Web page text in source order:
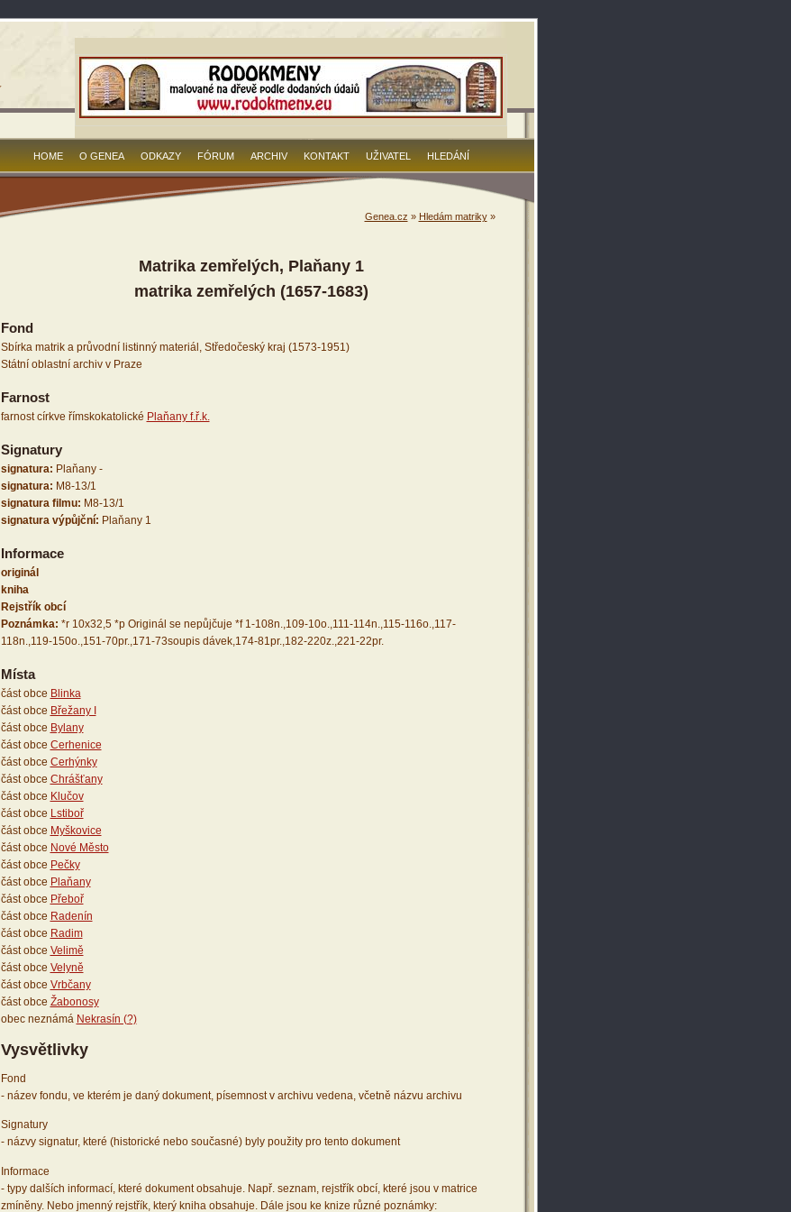
HOME O GENEA ODKAZY FÓRUM ARCHIV KONTAKT UŽIVATEL HLEDÁNÍ
Genea.cz » Hledám matriky»
Matrika zemřelých, Plaňany 1
matrika zemřelých (1657-1683)
Fond
Sbírka matrik a průvodní listinný materiál, Středočeský kraj (1573-1951)
Státní oblastní archiv v Praze
Farnost
farnost církve římskokatolické Plaňany f.ř.k.
Signatury
signatura: Plaňany -
signatura: M8-13/1
signatura filmu: M8-13/1
signatura výpůjční: Plaňany 1
Informace
originál
kniha
Rejstřík obcí
Poznámka: *r 10x32,5 *p Originál se nepůjčuje *f 1-108n.,109-10o.,111-114n.,115-116o.,117-
118n.,119-150o.,151-70pr.,171-73soupis dávek,174-81pr.,182-220z.,221-22pr.
Místa
část obce Blinka
část obce Břežany I
část obce Bylany
část obce Cerhenice
část obce Cerhýnky
část obce Chrášťany
část obce Klučov
část obce Lstiboř
část obce Myškovice
část obce Nové Město
část obce Pečky
část obce Plaňany
část obce Přeboř
část obce Radenín
část obce Radim
část obce Velimě
část obce Velyně
část obce Vrbčany
část obce Žabonosy
obec neznámá Nekrasín (?)
Vysvětlivky
Fond
- název fondu, ve kterém je daný dokument, písemnost v archivu vedena, včetně názvu archivu
Signatury
- názvy signatur, které (historické nebo současné) byly použity pro tento dokument
Informace
- typy dalších informací, které dokument obsahuje. Např. seznam, rejstřík obcí, které jsou v matrice
zmíněny. Nebo jmenný rejstřík, který kniha obsahuje. Dále jsou ke knize různé poznámky: